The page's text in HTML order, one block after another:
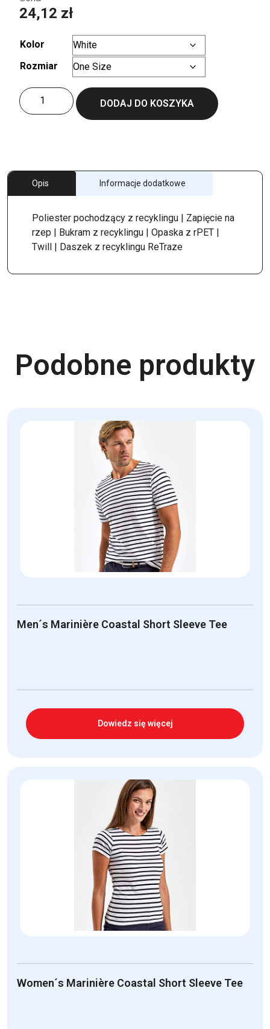
24,12 zł
Kolor
Rozmiar
ilość
Gear-
DODAJ DO KOSZYKA
Opis Informacje dodatkowe
Poliester pochodzący z recyklingu | Zapięcie na
rzep | Bukram z recyklingu | Opaska z rPET |
Twill | Daszek z recyklingu ReTraze
Podobne produkty
Men´s Marinière Coastal Short Sleeve Tee
Dowiedz się więcej
Women´s Marinière Coastal Short Sleeve Tee